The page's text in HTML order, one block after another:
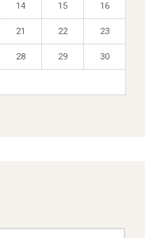
14 15 16
21 22 23
28 29 30